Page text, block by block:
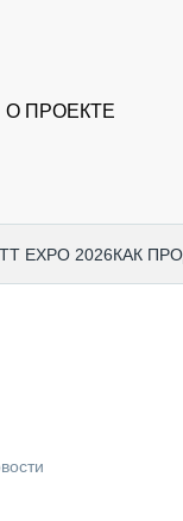
О ПРОЕКТЕ
EXPO 2026КАК